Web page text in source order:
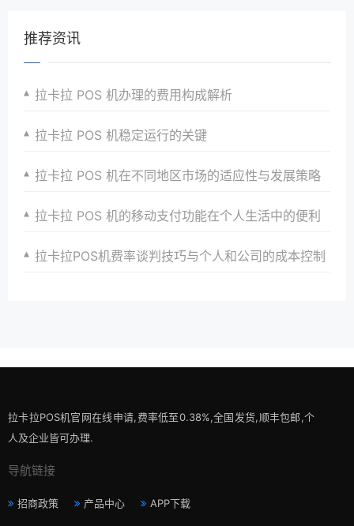
推荐资讯
拉卡拉 POS 机办理的费用构成解析
拉卡拉 POS 机稳定运行的关键
拉卡拉 POS 机在不同地区市场的适应性与发展策略
拉卡拉 POS 机的移动支付功能在个人生活中的便利
拉卡拉POS机费率谈判技巧与个人和公司的成本控制
拉卡拉POS机官网在线申请,费率低至0.38%,全国发货,顺丰包邮,个
人及企业皆可办理.
导航链接
招商政策 产品中心 APP下载